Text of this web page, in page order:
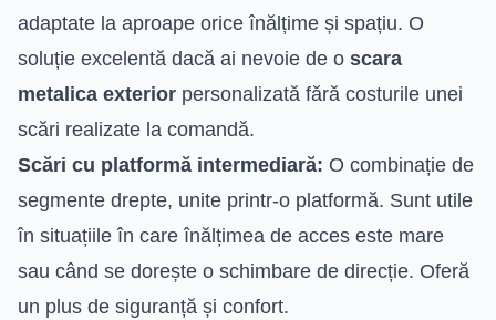
adaptate la aproape orice înălțime și spațiu. O
soluție excelentă dacă ai nevoie de o scara
metalica exterior personalizată fără costurile unei
scări realizate la comandă.
Scări cu platformă intermediară: O combinație de
segmente drepte, unite printr-o platformă. Sunt utile
în situațiile în care înălțimea de acces este mare
sau când se dorește o schimbare de direcție. Oferă
un plus de siguranță și confort.